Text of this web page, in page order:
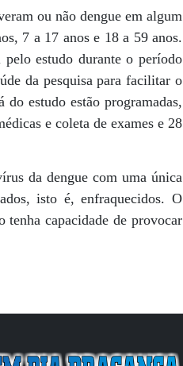
ou não dengue em algum
7 a 17 anos e 18 a 59 anos.
pelo estudo durante o período
da pesquisa para facilitar o
estudo estão programadas,
e coleta de exames e 28
da dengue com uma única
isto é, enfraquecidos. O
capacidade de provocar